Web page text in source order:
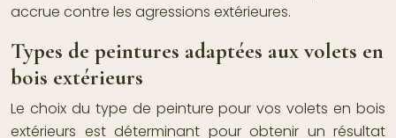
accrue contre les agressions extérieures.
Types de peintures adaptées aux volets en
bois extérieurs
Le choix du type de peinture pour vos volets en bois
extérieurs est déterminant pour obtenir un résultat